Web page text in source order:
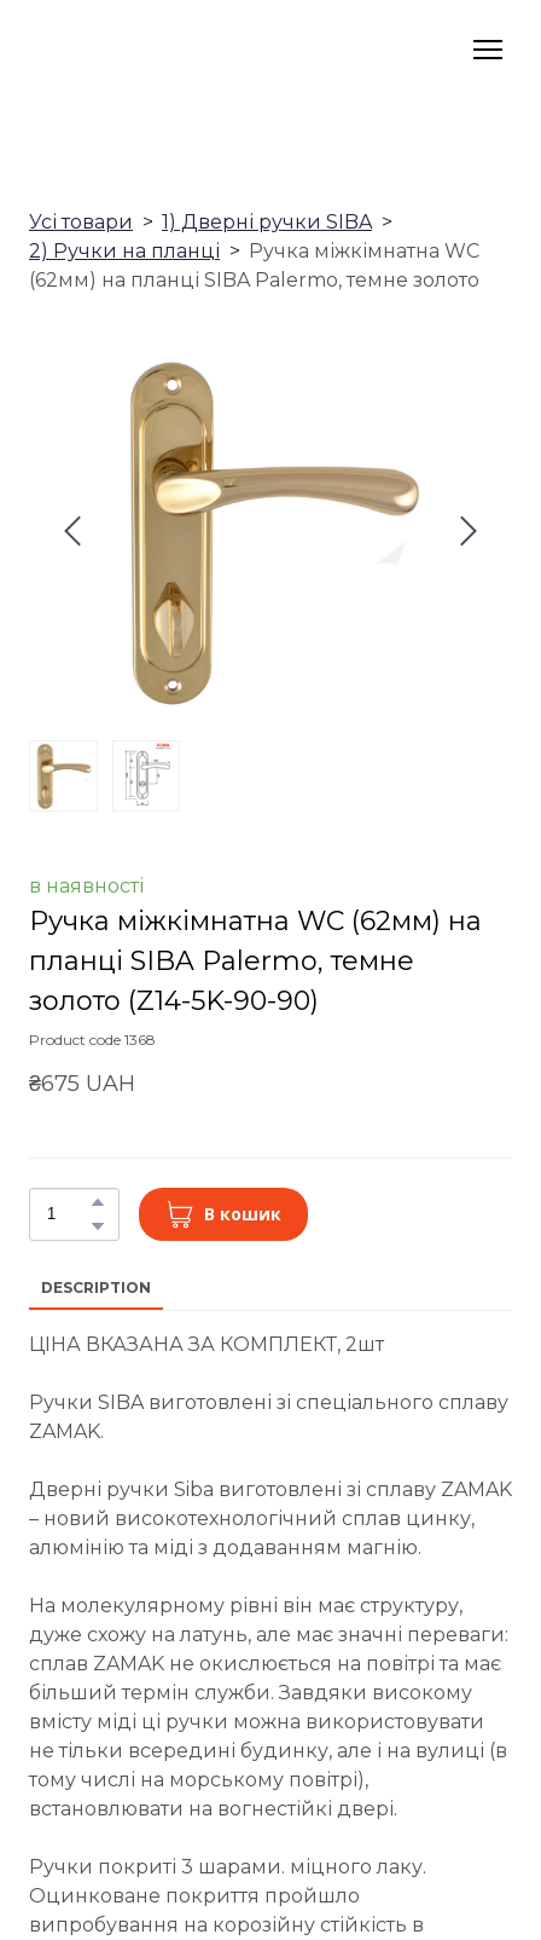
Усі товари
1) Дверні ручки SIBA
2) Ручки на планці
Ручка міжкімнатна WC
(62мм) на планці SIBA Palermo, темне золото
в наявності
Ручка міжкімнатна WC (62мм) на
планці SIBA Palermo, темне
золото (Z14-5K-90-90)
Product code 1368
₴675 UAH
В кошик
DESCRIPTION
ЦІНА ВКАЗАНА ЗА КОМПЛЕКТ, 2шт
Ручки SIBA виготовлені зі спеціального сплаву
ZAMAK.
Дверні ручки Siba виготовлені зі сплаву ZAMAK
– новий високотехнологічний сплав цинку,
алюмінію та міді з додаванням магнію.
На молекулярному рівні він має структуру,
дуже схожу на латунь, але має значні переваги:
сплав ZAMAK не окислюється на повітрі та має
більший термін служби. Завдяки високому
вмісту міді ці ручки можна використовувати
не тільки всередині будинку, але і на вулиці (в
тому числі на морському повітрі),
встановлювати на вогнестійкі двері.
Ручки покриті 3 шарами. міцного лаку.
Оцинковане покриття пройшло
випробування на корозійну стійкість в